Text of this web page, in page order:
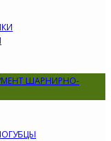
ШАРНИРНО-